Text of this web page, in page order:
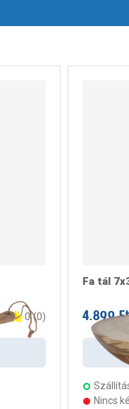
0 (0)
Fa tál
4.899 Ft
Nincs